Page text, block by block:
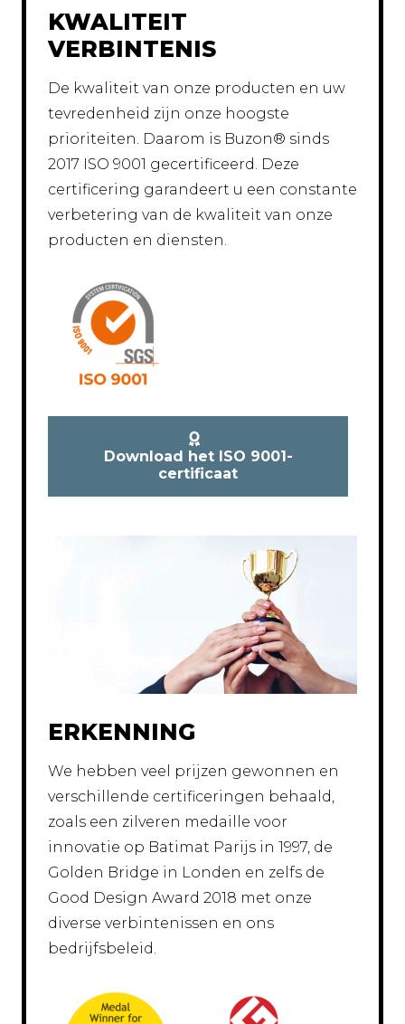
KWALITEIT
VERBINTENIS
De kwaliteit van onze producten en uw
tevredenheid zijn onze hoogste
prioriteiten. Daarom is Buzon® sinds
2017 ISO 9001 gecertificeerd. Deze
certificering garandeert u een constante
verbetering van de kwaliteit van onze
producten en diensten.
Download het ISO 9001-
certificaat
ERKENNING
We hebben veel prijzen gewonnen en
verschillende certificeringen behaald,
zoals een zilveren medaille voor
innovatie op Batimat Parijs in 1997, de
Golden Bridge in Londen en zelfs de
Good Design Award 2018 met onze
diverse verbintenissen en ons
bedrijfsbeleid.